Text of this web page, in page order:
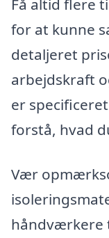
Få altid flere
for at kunne
detaljeret
arbejdskraft
er
forstå, hvad
Vær
håndværkere